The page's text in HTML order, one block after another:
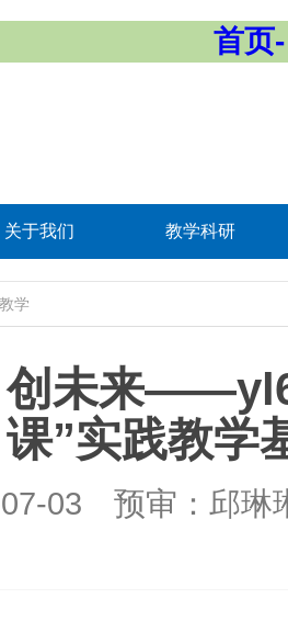
首页
关于我们 教学科研
学
未来
课”实践教学
03 预审：邱琳